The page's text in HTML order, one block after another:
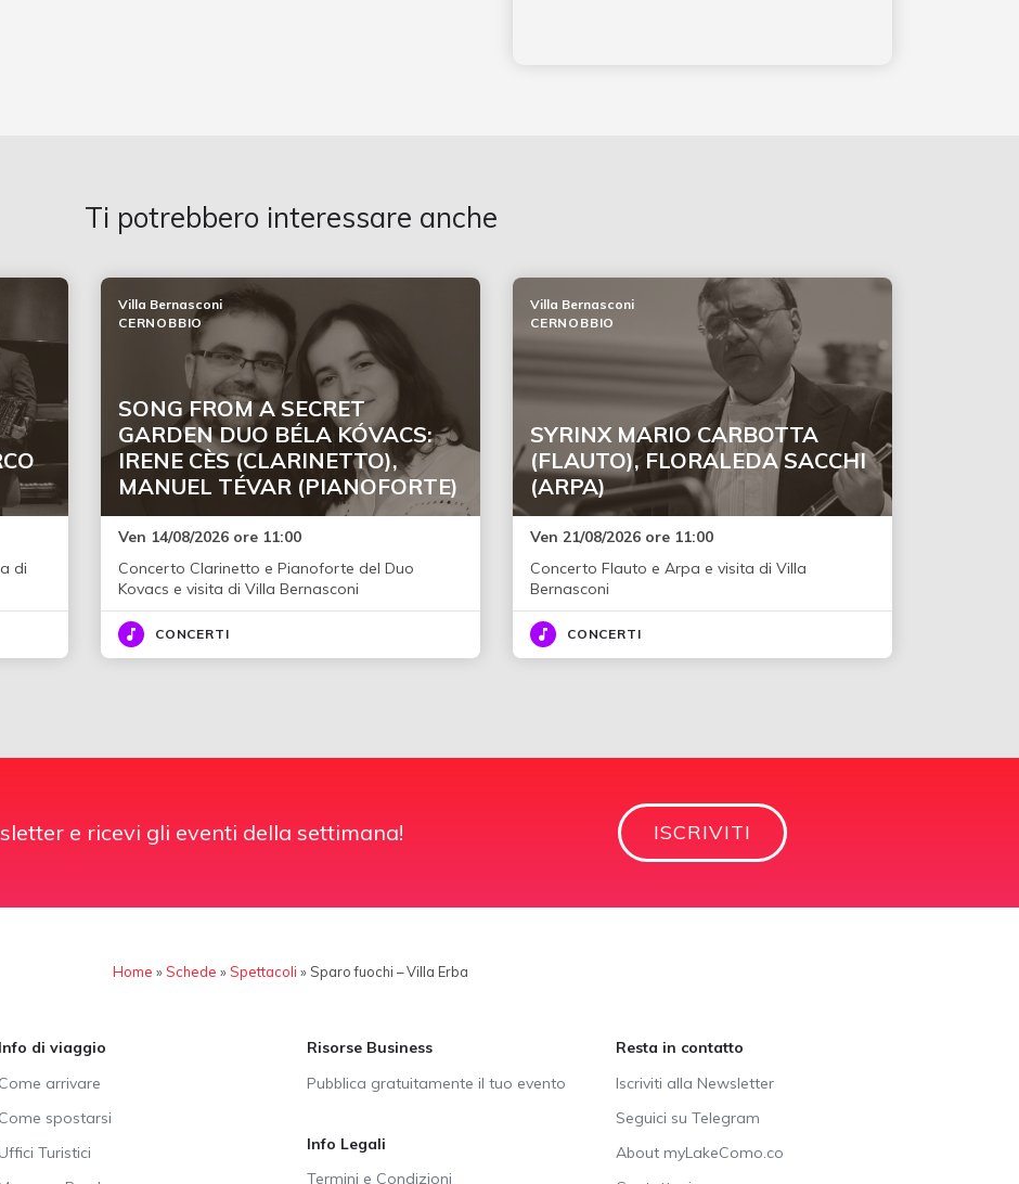
Ti potrebbero interessare anche
di
SONG FROM A SECRET
GARDEN DUO BÉLA KÓVACS:
IRENE CÈS (CLARINETTO),
MANUEL TÉVAR (PIANOFORTE)
Villa Bernasconi
CERNOBBIO
Ven 14/08/2026 ore 11:00
Concerto Clarinetto e Pianoforte del Duo
Kovacs e visita di Villa Bernasconi
CONCERTI
SYRINX MARIO CARBOTTA
(FLAUTO), FLORALEDA SACCHI
(ARPA)
Villa Bernasconi
CERNOBBIO
Ven 21/08/2026 ore 11:00
Concerto Flauto e Arpa e visita di Villa
Bernasconi
CONCERTI
e ricevi gli eventi della settimana! ISCRIVITI
Home »Schede »Spettacoli » Sparo fuochi – Villa Erba
Info di viaggio
Come arrivare
Come spostarsi
Uffici Turistici
Risorse Business
Pubblica gratuitamente il tuo evento
Info Legali
Termini e Condizioni
Resta in contatto
Iscriviti alla Newsletter
Seguici su Telegram
About myLakeComo.co